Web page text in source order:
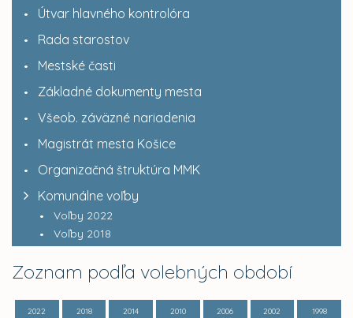
Útvar hlavného kontrolóra
Rada starostov
Mestské časti
Základné dokumenty mesta
Všeob. záväzné nariadenia
Magistrát mesta Košice
Organizačná štruktúra MMK
Komunálne voľby
Voľby 2022
Voľby 2018
Zoznam podľa volebných období
2022
2018
2014
2010
2006
2002
1998